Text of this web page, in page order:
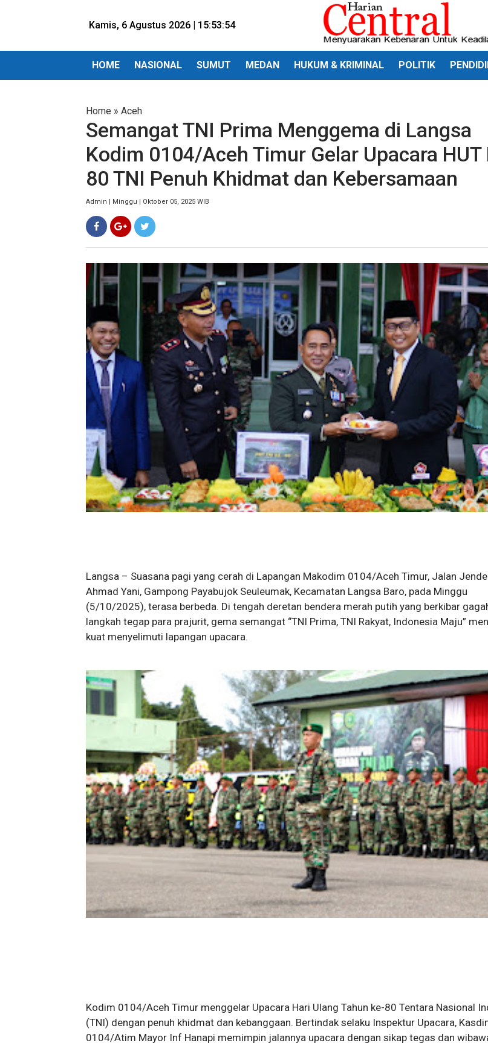
Kamis, 6 Agustus 2026 | 15:53:56
HOME NASIONAL SUMUT MEDAN HUKUM & KRIMINAL POLITIK
Home » Aceh
Semangat TNI Prima Menggema di Langsa
Kodim 0104/Aceh Timur Gelar Upacara HUT
80 TNI Penuh Khidmat dan Kebersamaan
Admin | Minggu | Oktober 05, 2025 WIB
Langsa – Suasana pagi yang cerah di Lapangan Makodim 0104/Aceh Timur, Jalan
Ahmad Yani, Gampong Payabujok Seuleumak, Kecamatan Langsa Baro, pada Minggu
(5/10/2025), terasa berbeda. Di tengah deretan bendera merah putih yang berkibar
langkah tegap para prajurit, gema semangat “TNI Prima, TNI Rakyat, Indonesia Maju”
kuat menyelimuti lapangan upacara.
Kodim 0104/Aceh Timur menggelar Upacara Hari Ulang Tahun ke-80 Tentara Nasional
(TNI) dengan penuh khidmat dan kebanggaan. Bertindak selaku Inspektur Upacara,
0104/Atim Mayor Inf Hanapi memimpin jalannya upacara dengan sikap tegas dan